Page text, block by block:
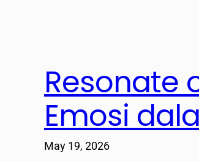
Resonate
Emosi
May 19, 2026